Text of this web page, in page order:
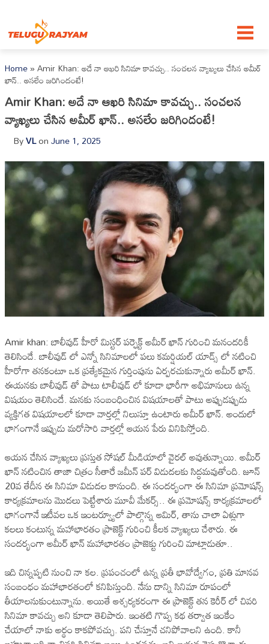
Home»Amir Khan: అదే నా ఆఖరి సినిమా కావచ్చు.. సంచలన వ్యాఖ్యలు చేసిన అమీర్
ఖాన్.. అసలేం జరిగిందంటే!
Amir Khan: అదే నా ఆఖరి సినిమా కావచ్చు.. సంచలన
వ్యాఖ్యలు చేసిన అమీర్ ఖాన్.. అసలేం జరిగిందంటే!
ByVLonJune 1, 2025
Amir khan: బాలీవుడ్ హీరో మిస్టర్ పర్ఫెక్ట్ అమీర్ ఖాన్ గురించి మనందరికీ
తెలిసిందే. బాలీవుడ్ లో ఎన్నో సినిమాలలో పలు కమర్షియల్ యాడ్స్ లో నటించి
హీరోగా తనకంటూ ఒక ప్రత్యేకమైన గుర్తింపును ఏర్పరచుకున్నారు అమీర్ ఖాన్.
ఈయనకు బాలీవుడ్ తో పాటు టాలీవుడ్ లో కూడా భారీగా అభిమానులు ఉన్న
విషయం తెలిసిందే. మనకు సంబంధించిన విషయాలతో పాటు అప్పుడప్పుడు
వ్యక్తిగత విషయాలలో కూడా వార్తల్లో నిలుస్తూ ఉంటారు అమీర్ ఖాన్. అందులో
భాగంగానే ఇప్పుడు మరోసారి వార్తల్లో ఆయన పేరు వినిపిస్తోంది.
ఆయన చేసిన వ్యాఖ్యలు ప్రస్తుత సోషల్ మీడియాలో వైరల్ అవుతున్నాయి. అమీర్
ఖాన్ నటించిన తాజా చిత్రం సీతారే జమీన్ పర్ విడుదలకు సిద్ధమవుతోంది. జూన్
20వ తేదీన ఈ సినిమా విడుదల కానుంది. ఈ సందర్భంగా ఈ సినిమా ప్రమోషన్స్
కార్యక్రమాలను మొదలు పెట్టేశారు మూవీ మేకర్స్.. ఈ ప్రమోషన్స్ కార్యక్రమాలలో
భాగంగానే ఇటీవల ఒక ఇంటర్వ్యూలో పాల్గొన్న ఆమిర్, తాను చాలా ఏళ్లుగా
కలలు కంటున్న మహాభారతం ప్రాజెక్ట్ గురించి కీలక వ్యాఖ్యలు చేశారు. ఈ
సందర్భంగా అమీర్ ఖాన్ మహాభారతం ప్రాజెక్టు గురించి మాట్లాడుతూ..
ఇది చిన్నప్పటి నుంచి నా కల. ప్రపంచంలో ఉన్న ప్రతీ భావోద్వేగం, ప్రతి మానవ
సంబంధం మహాభారతంలో కనిపిస్తుంది. నేను దాన్ని సినిమా రూపంలో
తీయాలనుకుంటున్నాను. అయితే ఆశ్చర్యకరంగా ఈ ప్రాజెక్ట్ తన కెరీర్‌ లో చివరి
సినిమా కావచ్చు అని కూడా తెలిపారు. ఇంతటి గొప్ప కథ తర్వాత ఇంకేం
చేయాలో నాకు అర్థం కాకపోవచ్చు. పని చేస్తూనే చనిపోవాలని ఉంది. కానీ